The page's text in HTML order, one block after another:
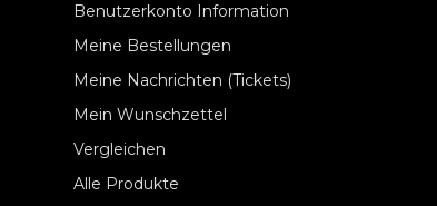
Benutzerkonto Information
Meine Bestellungen
Meine Nachrichten (Tickets)
Mein Wunschzettel
Vergleichen
Alle Produkte